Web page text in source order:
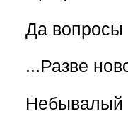
Да вопросы
...Разве
Небывалый